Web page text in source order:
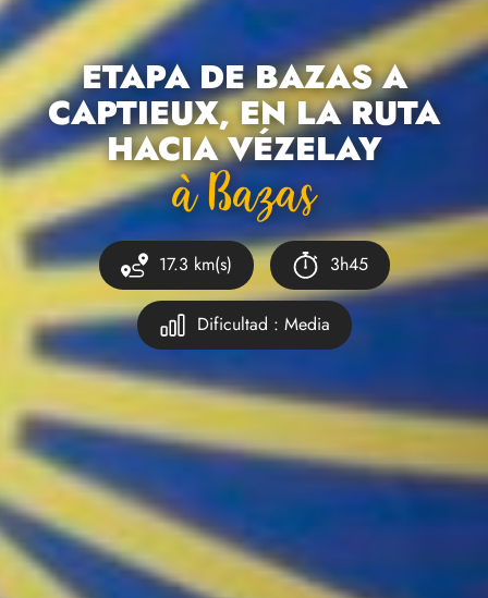
ETAPA DE BAZAS A
CAPTIEUX, EN LA RUTA
HACIA VÉZELAY
À Bazas
17.3 km(s) 3h45
Dificultad : Media